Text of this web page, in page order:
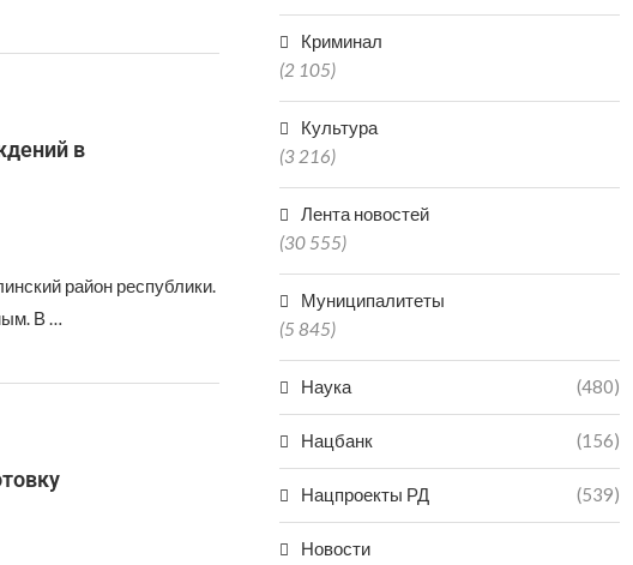
в
район республики.
В …
Криминал
(2 105)
Культура
(3 216)
Лента новостей
(30 555)
Муниципалитеты
(5 845)
Наука (480)
Нацбанк (156)
Нацпроекты РД (539)
Новости